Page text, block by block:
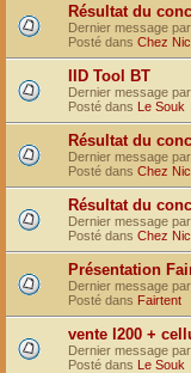
Résultat du
Dernier message par
Posté dans Chez
IID Tool BT
Dernier message par
Posté dans Le Souk
Résultat du
Dernier message par
Posté dans Chez
Résultat du
Dernier message par
Posté dans Chez
Présentation
Dernier message par
Posté dans Fairtent
vente l200 +
Dernier message par
Posté dans Le Souk